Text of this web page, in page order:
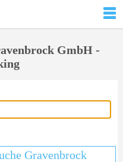
GmbH -